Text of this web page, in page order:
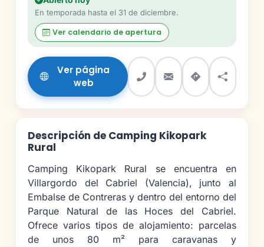
En temporada hasta el 31 de diciembre.
Ver calendario de apertura
Ver página
web
Descripción de Camping Kikopark
Rural
Camping Kikopark Rural se encuentra en
Villargordo del Cabriel (Valencia), junto al
Embalse de Contreras y dentro del entorno del
Parque Natural de las Hoces del Cabriel.
Ofrece varios tipos de alojamiento: parcelas
de unos 80 m² para caravanas y